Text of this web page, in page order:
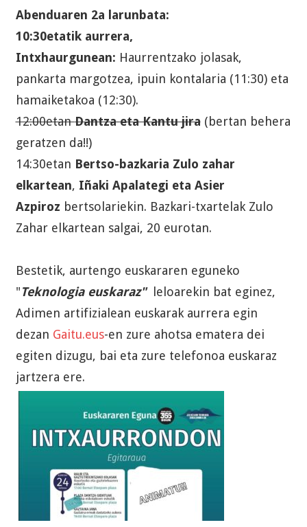
Abenduaren 2a larunbata:
10:30etatik aurrera,
Intxhaurgunean: Haurrentzako jolasak,
pankarta margotzea, ipuin kontalaria (11:30) eta
hamaiketakoa (12:30).
12:00etanDantza eta Kantu jira(bertan behera
geratzen da!!)
14:30etan Bertso-bazkaria Zulo zahar
elkartean, Iñaki Apalategi eta Asier
Azpiroz bertsolariekin. Bazkari-txartelak Zulo
Zahar elkartean salgai, 20 eurotan.
Bestetik, aurtengo euskararen eguneko
"Teknologia euskaraz"leloarekin bat eginez,
Adimen artifizialean euskarak aurrera egin
dezan Gaitu.eus-en zure ahotsa ematera dei
egiten dizugu, bai eta zure telefonoa euskaraz
jartzera ere.